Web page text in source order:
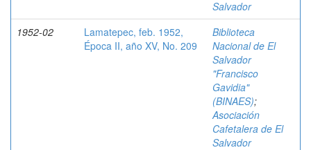
Salvador
1952-02
Lamatepec, feb. 1952,
Época II, año XV, No. 209
Biblioteca
Nacional de El
Salvador
"Francisco
Gavidia"
(BINAES);
Asociación
Cafetalera de El
Salvador